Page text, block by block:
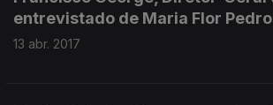
entrevistado de Maria Flor
13 abr. 2017